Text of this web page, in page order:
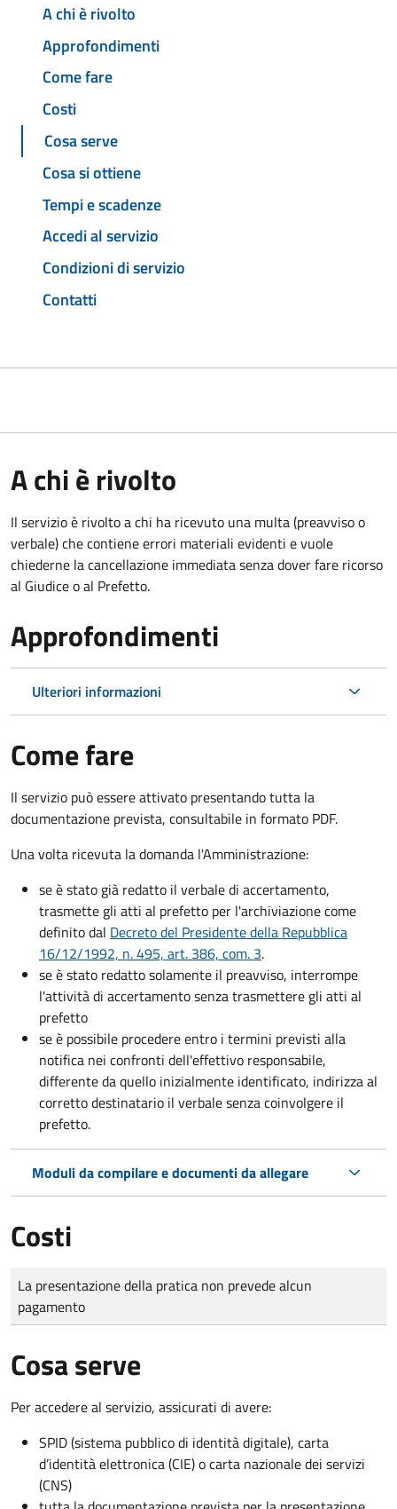
A chi è rivolto
Approfondimenti
Come fare
Costi
Cosa serve
Cosa si ottiene
Tempi e scadenze
Accedi al servizio
Condizioni di servizio
Contatti
A chi è rivolto
Il servizio è rivolto a chi ha ricevuto una multa (preavviso o
verbale) che contiene errori materiali evidenti e vuole
chiederne la cancellazione immediata senza dover fare ricorso
al Giudice o al Prefetto.
Approfondimenti
Ulteriori informazioni
Come fare
Il servizio può essere attivato presentando tutta la
documentazione prevista, consultabile in formato PDF.
Una volta ricevuta la domanda l'Amministrazione:
se è stato già redatto il verbale di accertamento,
trasmette gli atti al prefetto per l'archiviazione come
definito dal Decreto del Presidente della Repubblica
16/12/1992, n. 495, art. 386, com. 3.
se è stato redatto solamente il preavviso, interrompe
l'attività di accertamento senza trasmettere gli atti al
prefetto
se è possibile procedere entro i termini previsti alla
notifica nei confronti dell'effettivo responsabile,
differente da quello inizialmente identificato, indirizza al
corretto destinatario il verbale senza coinvolgere il
prefetto.
Moduli da compilare e documenti da allegare
Costi
Tipo di pagamento
Importo
La presentazione della pratica non prevede alcun
pagamento
Cosa serve
Per accedere al servizio, assicurati di avere:
SPID (sistema pubblico di identità digitale), carta
d’identità elettronica (CIE) o carta nazionale dei servizi
(CNS)